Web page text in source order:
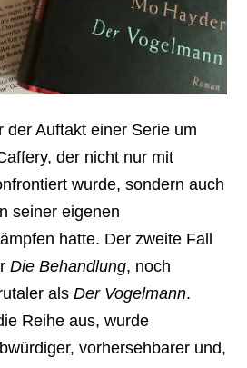
der Auftakt einer Serie um
der nicht nur mit
wurde, sondern auch
seiner eigenen
hatte. Der zweite Fall
Die Behandlung, noch
alsDer Vogelmann.
Reihe aus, wurde
vorhersehbarer und,